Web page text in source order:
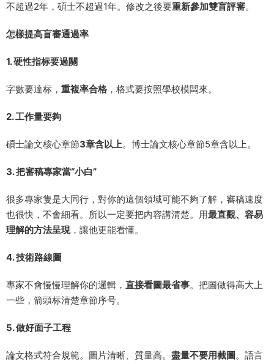
不超過2年，碩士不超過1年。修改之後要重新參加雙盲評審。
怎樣提高盲審通過率
1. 硬性指标要過關
字數要達标， 重複率合格 ，格式要按照學校模闆來。
2. 工作量要夠
碩士論文核心章節3章含以上。博士論文核心章節5章含以上。
3. 把審稿專家當“小白”
很多專家隻是大同行，對你的這個領域可能不夠了解，審稿速度
也很快，不會細看。所以一定要把内容講清楚。用最直觀、容易
理解的方法呈現，讓他更能看懂。
4. 技術路線圖
專家不會慢慢理解你的邏輯， 直接看圖最省事。把圖做得高大上
一些，箭頭标清楚章節序号。
5. 做好面子工程
論文格式符合規範。圖片清晰、質量高。 盡量不要用截圖。語言